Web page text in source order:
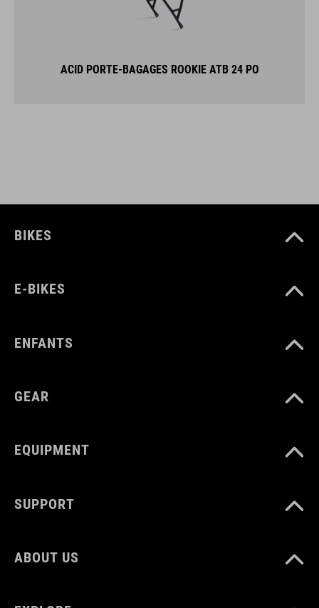
ACID PORTE-BAGAGES ROOKIE ATB 24 PO
BIKES
E-BIKES
ENFANTS
GEAR
EQUIPMENT
SUPPORT
ABOUT US